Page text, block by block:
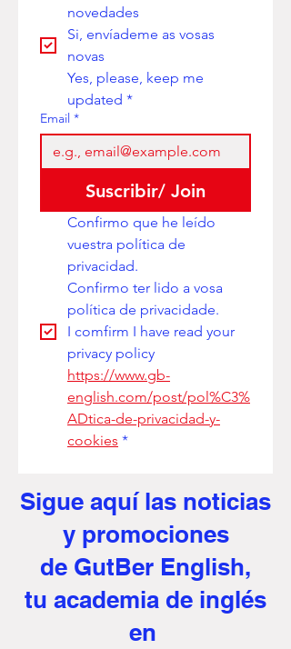
novedades
Si, envíademe as vosas
novas
Yes, please, keep me
updated *
Email *
Suscribir/ Join
Confirmo que he leído
vuestra política de
Confirmo ter lido a vosa
I comfirm I have read your
privacy policy
https://www.gb-
english.com/post/pol%C3%
ADtica-de-privacidad-y-
cookies *
Sigue aquílas noticias
y promociones
de GutBer English,
tu academia de inglés
en